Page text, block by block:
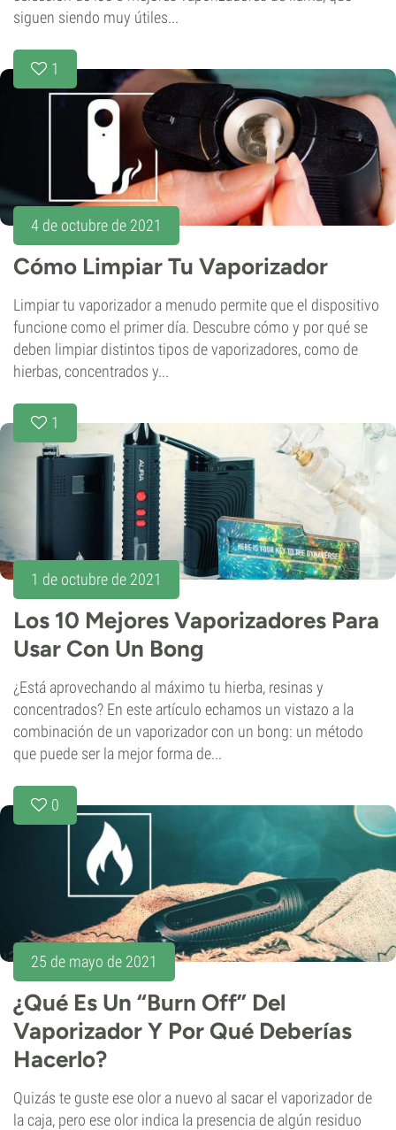
siguen siendo muy útiles...
1
4 de octubre de 2021
Cómo Limpiar Tu Vaporizador
Limpiar tu vaporizador a menudo permite que el dispositivo
funcione como el primer día. Descubre cómo y por qué se
deben limpiar distintos tipos de vaporizadores, como de
hierbas, concentrados y...
1
1 de octubre de 2021
Los 10 Mejores Vaporizadores Para
Usar Con Un Bong
¿Está aprovechando al máximo tu hierba, resinas y
concentrados? En este artículo echamos un vistazo a la
combinación de un vaporizador con un bong: un método
que puede ser la mejor forma de...
0
25 de mayo de 2021
¿Qué Es Un “Burn Off” Del
Vaporizador Y Por Qué Deberías
Hacerlo?
Quizás te guste ese olor a nuevo al sacar el vaporizador de
la caja, pero ese olor indica la presencia de algún residuo